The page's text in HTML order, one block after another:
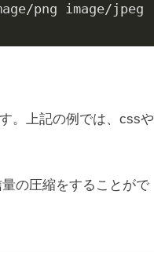
png image/jpeg
。上記の例では、cssや
の圧縮をすることがで